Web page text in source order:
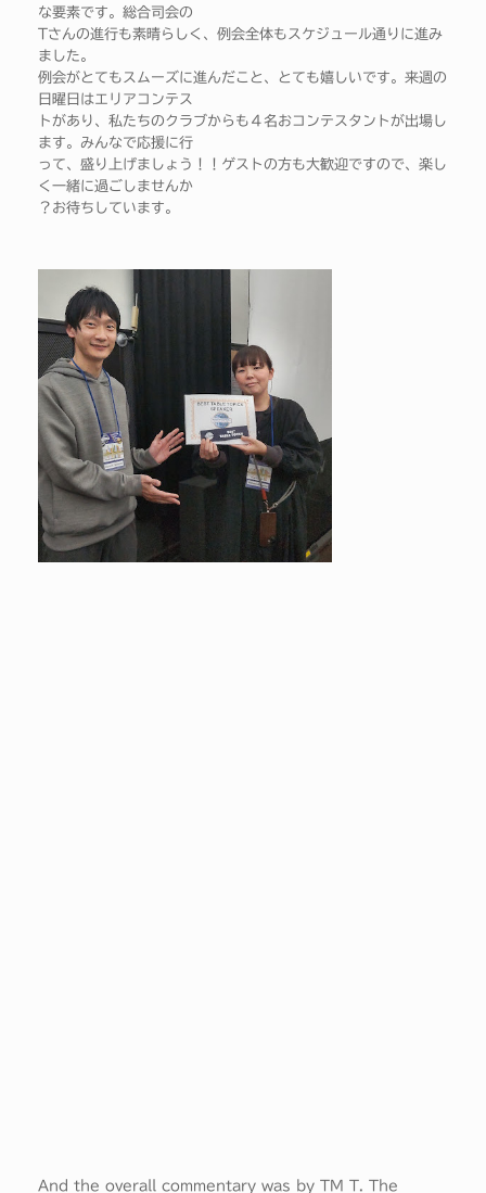
な要素です。総合司会の
Tさんの進行も素晴らしく、例会全体もスケジュール通りに進み
ました。
例会がとてもスムーズに進んだこと、とても嬉しいです。来週の
日曜日はエリアコンテス
トがあり、私たちのクラブからも４名おコンテスタントが出場し
ます。みんなで応援に行
って、盛り上げましょう！！ゲストの方も大歓迎ですので、楽し
く一緒に過ごしませんか
？お待ちしています。
And the overall commentary was by TM T. The